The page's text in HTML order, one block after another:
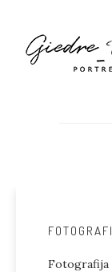
Fotografija